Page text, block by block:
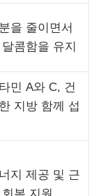
을 줄이면서
콤함을 유지
민 A와 C, 건
지방 함께 섭
지 제공 및 근